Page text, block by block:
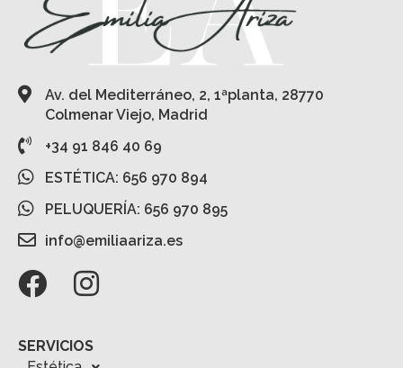
Av. del Mediterráneo, 2, 1ªplanta, 28770
Colmenar Viejo, Madrid
+34 91 846 40 69
ESTÉTICA: 656 970 894
PELUQUERÍA: 656 970 895
info@emiliaariza.es
SERVICIOS